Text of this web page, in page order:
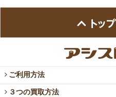
ご利用方法
３つの買取方法